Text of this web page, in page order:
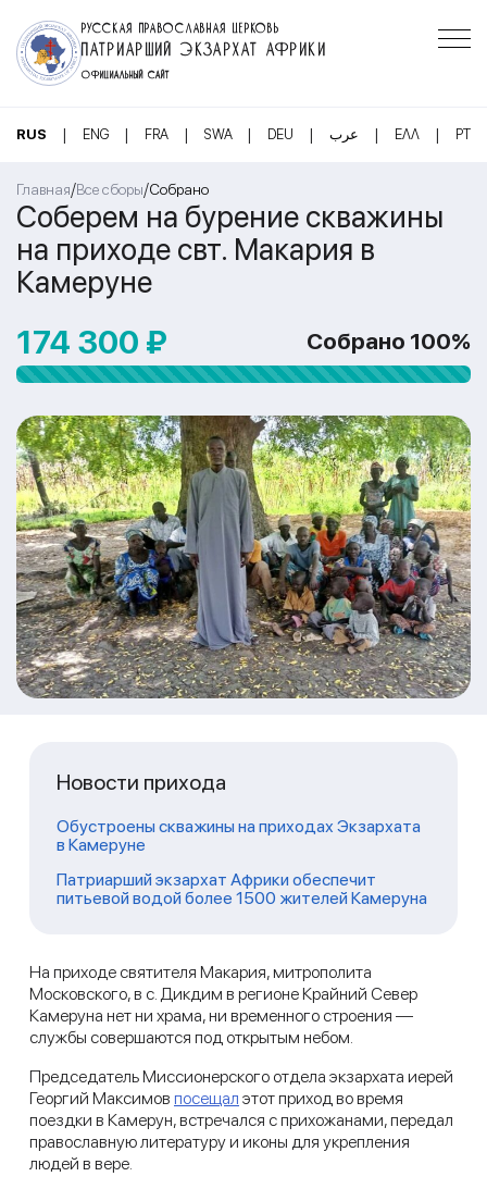
РУССКАЯ ПРАВОСЛАВНАЯ ЦЕРКОВЬ
ПАТРИАРШИЙ ЭКЗАРХАТ АФРИКИ
ОФИЦИАЛЬНЫЙ САЙТ
RUS | ENG | FRA | SWA | DEU | عرب | ΕΛΛ | PT
Главная/Все сборы/Собрано
Соберем на бурение скважины
на приходе свт. Макария в
Камеруне
174 300 ₽ Собрано 100%
Новости прихода
Обустроены скважины на приходах Экзархата
в Камеруне
Патриарший экзархат Африки обеспечит
питьевой водой более 1500 жителей Камеруна
На приходе святителя Макария, митрополита
Московского, в с. Дикдим в регионе Крайний Север
Камеруна нет ни храма, ни временного строения —
службы совершаются под открытым небом.
Председатель Миссионерского отдела экзархата иерей
Георгий Максимов посещал этот приход во время
поездки в Камерун, встречался с прихожанами, передал
православную литературу и иконы для укрепления
людей в вере.